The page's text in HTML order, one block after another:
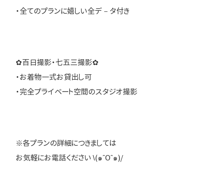
・全てのプランに嬉しい全デ－タ付き
✿百日撮影・七五三撮影✿
・お着物一式お貸出し可
・完全プライベート空間のスタジオ撮影
※各プランの詳細につきましては
お気軽にお電話ください \(๑ˆOˆ๑)/